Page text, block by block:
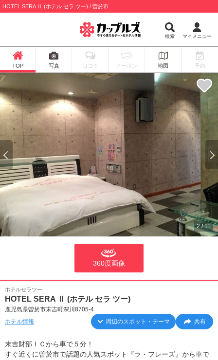
HOTEL SERA Ⅱ (ホテル セラ ツー) / 曽於市
検索 マイメニュー
TOP 写真 口コミ クーポン 地図 予約
2/11
360度画像
ホテルセラツー
HOTEL SERA Ⅱ (ホテル セラ ツー)
鹿児島県曽於市末吉町深川8705-4
ホテル情報
周辺のスポット・テーマ 共有
末吉財部ＩＣから車で５分！
すぐ近くに曽於市で話題の人気スポット『ラ・フレーズ』から車で